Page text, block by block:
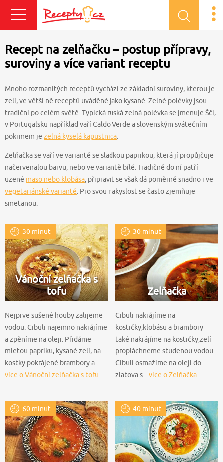
Přihlásit se
Recept na zelňačku – postup přípravy,
suroviny a více variant receptu
Mnoho rozmanitých receptů vychází ze základní suroviny, kterou je
zelí, ve větši ně receptů uváděné jako kysané. Zelné polévky jsou
tradiční po celém světě. Typická ruská zelná polévka se jmenuje Šči,
v Portugalsku například vaří Caldo Verde a slovenským svátečním
pokrmem je zelná kyselá kapustnica
Zelňačka se vaří ve variantě se sladkou paprikou, která jí propůjčuje
načervenalou barvu, nebo ve variantě bílé. Tradičně do ní patří
uzené maso nebo klobása, připravit se však dá poměrně snadno i ve
vegetariánské variantě . Pro svou nakyslost se často zjemňuje
smetanou.
30 minut
Vánoční zelňačka s
tofu
Nejprve sušené houby zalijeme
vodou. Cibuli najemno nakrájíme
a zpěníme na oleji. Přidáme
mletou papriku, kysané zelí, na
kostky pokrájené brambory a...
více o Vánoční zelňačka s tofu
30 minut
Zelňačka
Cibuli nakrájíme na
kostičky,klobásu a brambory
také nakrájíme na kostičky,zelí
propláchneme studenou vodou .
Cibuli osmažíme na oleji do
zlatova s...více o Zelňačka
60 minut 40 minut